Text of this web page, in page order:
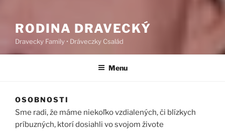
RODINA DRAVECKÝ
Dravecky Family • Dráveczky Család
Menu
OSOBNOSTI
Sme radi, že máme niekoľko vzdialených, či blízkych
príbuzných, ktorí dosiahli vo svojom živote